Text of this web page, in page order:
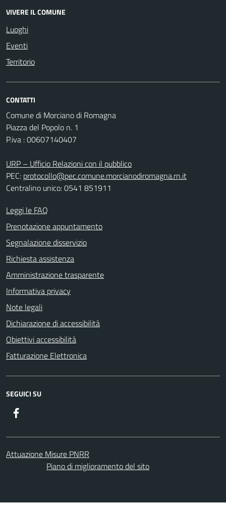
VIVERE IL COMUNE
Luoghi
Eventi
Territorio
CONTATTI
Comune di Morciano di Romagna
Piazza del Popolo n. 1
P.iva : 00607140407
URP – Ufficio Relazioni con il pubblico
PEC: protocollo@pec.comune.morcianodiromagna.rn.it
Centralino unico: 0541 851911
Leggi le FAQ
Prenotazione appuntamento
Segnalazione disservizio
Richiesta assistenza
Amministrazione trasparente
Informativa privacy
Note legali
Dichiarazione di accessibilità
Obiettivi accessibilità
Fatturazione Elettronica
SEGUICI SU
Attuazione Misure PNRR
Piano di miglioramento del sito